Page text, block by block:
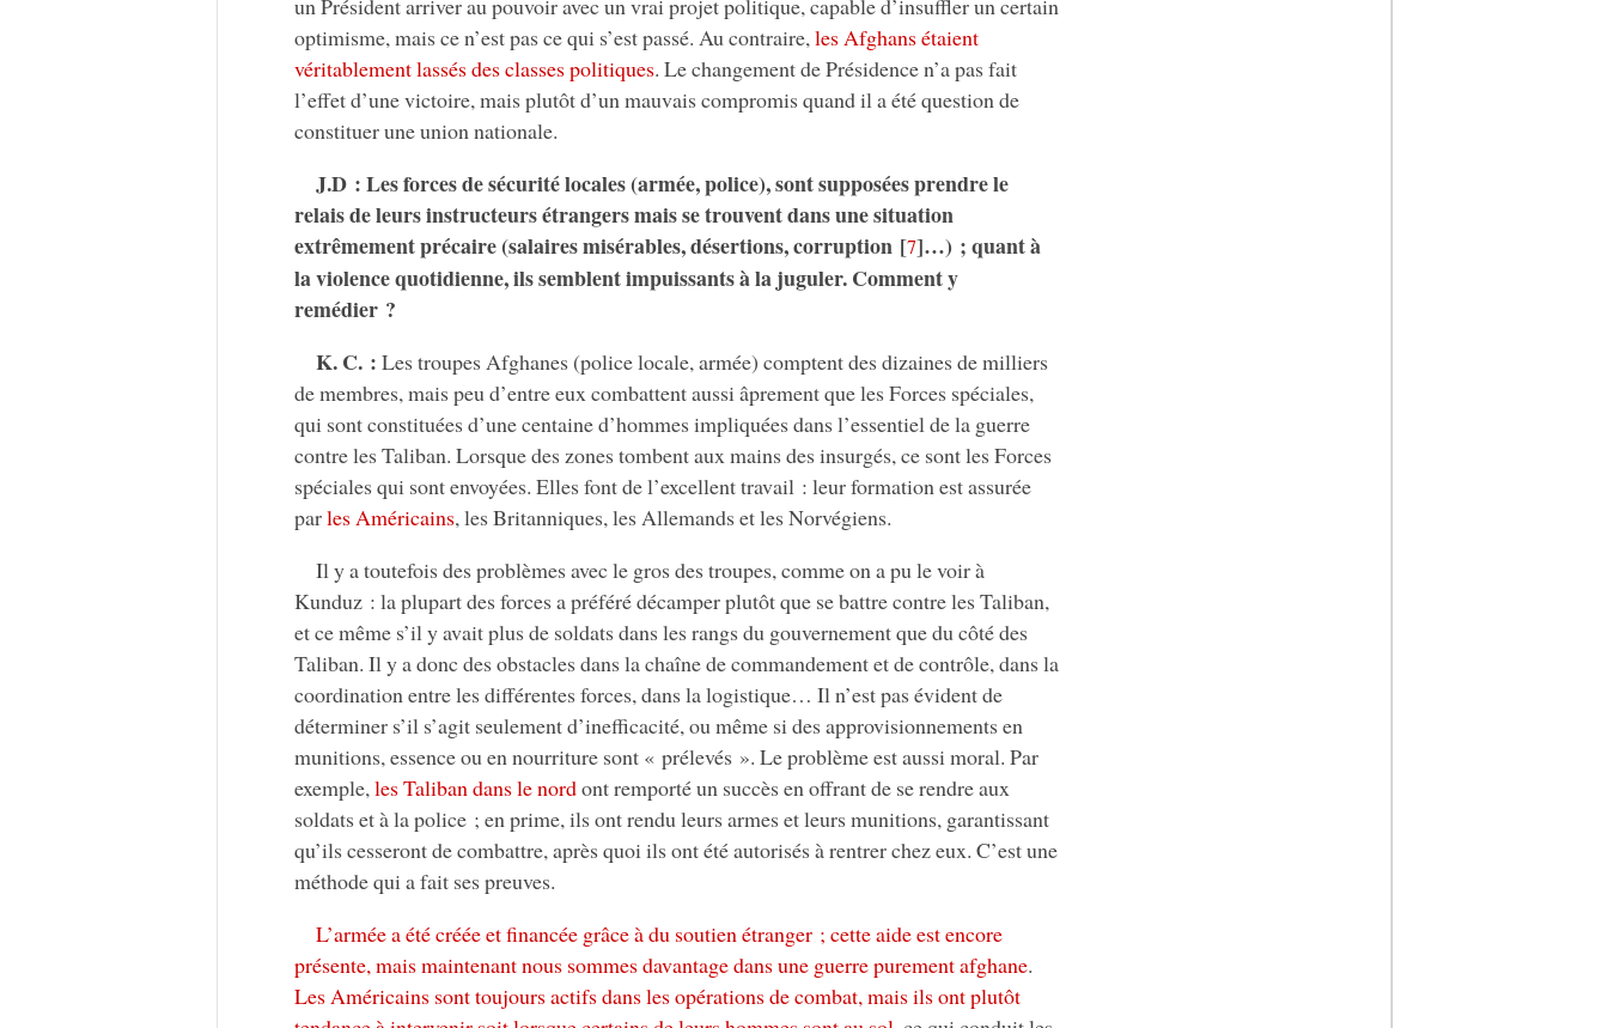
un Président arriver au pouvoir avec un vrai projet politique, capable d’insuffler un certain
optimisme, mais ce n’est pas ce qui s’est passé. Au contraire,les Afghans étaient
véritablement lassés des classes politiques. Le changement de Présidence n’a pas fait
l’effet d’une victoire, mais plutôt d’un mauvais compromis quand il a été question de
constituer une union nationale.
J.D : Les forces de sécurité locales (armée, police), sont supposées prendre le
relais de leurs instructeurs étrangers mais se trouvent dans une situation
extrêmement précaire (salaires misérables, désertions, corruption[7]…) ; quant à
la violence quotidienne, ils semblent impuissants à la juguler. Comment y
remédier ?
K. C. : Les troupes Afghanes (police locale, armée) comptent des dizaines de milliers
de membres, mais peu d’entre eux combattent aussi âprement que les Forces spéciales,
qui sont constituées d’une centaine d’hommes impliquées dans l’essentiel de la guerre
contre les Taliban. Lorsque des zones tombent aux mains des insurgés, ce sont les Forces
spéciales qui sont envoyées. Elles font de l’excellent travail : leur formation est assurée
parles Américains, les Britanniques, les Allemands et les Norvégiens.
Il y a toutefois des problèmes avec le gros des troupes, comme on a pu le voir à
Kunduz : la plupart des forces a préféré décamper plutôt que se battre contre les Taliban,
et ce même s’il y avait plus de soldats dans les rangs du gouvernement que du côté des
Taliban. Il y a donc des obstacles dans la chaîne de commandement et de contrôle, dans la
coordination entre les différentes forces, dans la logistique… Il n’est pas évident de
déterminer s’il s’agit seulement d’inefficacité, ou même si des approvisionnements en
munitions, essence ou en nourriture sont « prélevés ». Le problème est aussi moral. Par
exemple,les Taliban dans le nordont remporté un succès en offrant de se rendre aux
soldats et à la police ; en prime, ils ont rendu leurs armes et leurs munitions, garantissant
qu’ils cesseront de combattre, après quoi ils ont été autorisés à rentrer chez eux. C’est une
méthode qui a fait ses preuves.
L’armée a été créée et financée grâce à du soutien étranger ; cette aide est encore
présente, mais maintenant nous sommes davantage dans une guerre purement afghane.
Les Américains sont toujours actifs dans les opérations de combat, mais ils ont plutôt